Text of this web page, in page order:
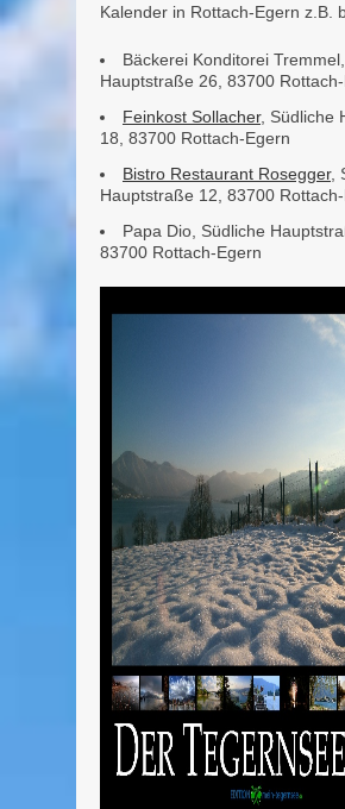
Kalender in Rottach-Egern z.B.
Bäckerei Konditorei
Hauptstraße 26, 83700
Feinkost Sollacher, Südliche
18, 83700 Rottach-Egern
Bistro Restaurant Rosegger,
Hauptstraße 12, 83700
Papa Dio, Südliche
83700 Rottach-Egern